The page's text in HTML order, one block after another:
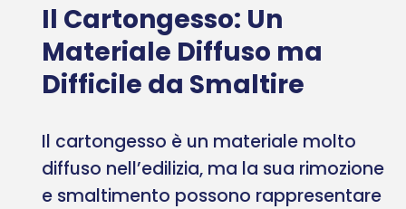
Il Cartongesso: Un
Materiale Diffuso ma
Difficile da Smaltire
Il cartongesso è un materiale molto
diffuso nell’edilizia, ma la sua rimozione
e smaltimento possono rappresentare